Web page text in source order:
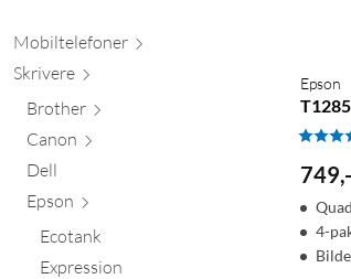
Mobiltelefoner
Skrivere
Brother
Canon
Dell
Epson
Ecotank
Expression
Epson
749,-
4-